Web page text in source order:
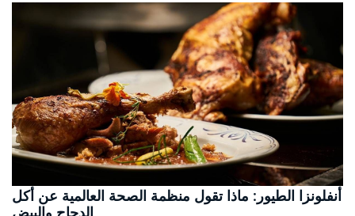
أنفلونزا الطيور: ماذا تقول منظمة الصحة العالمية عن أكل
الدجاج والبيض